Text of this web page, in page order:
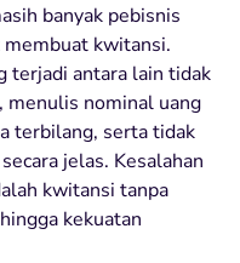
banyak pebisnis
membuat kwitansi.
terjadi antara lain tidak
menulis nominal uang
terbilang, serta tidak
jelas. Kesalahan
kwitansi tanpa
kekuatan